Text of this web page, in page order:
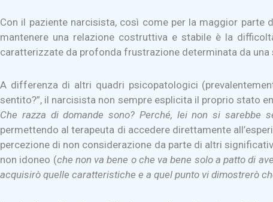
Con il paziente narcisista, così come per la maggior
mantenere una relazione costruttiva e stabile è la
caratterizzate da profonda frustrazione determinata da una
A differenza di altri quadri psicopatologici
sentito?”, il narcisista non sempre esplicita il proprio stato
Che razza di domande sono? Perché, lei non si sarebbe
permettendo al terapeuta di accedere direttamente
percezione di non considerazione da parte di altri
non idoneo (che non va bene o che va bene solo a patto di
acquisirò quelle caratteristiche e a quel punto vi dimostrerò